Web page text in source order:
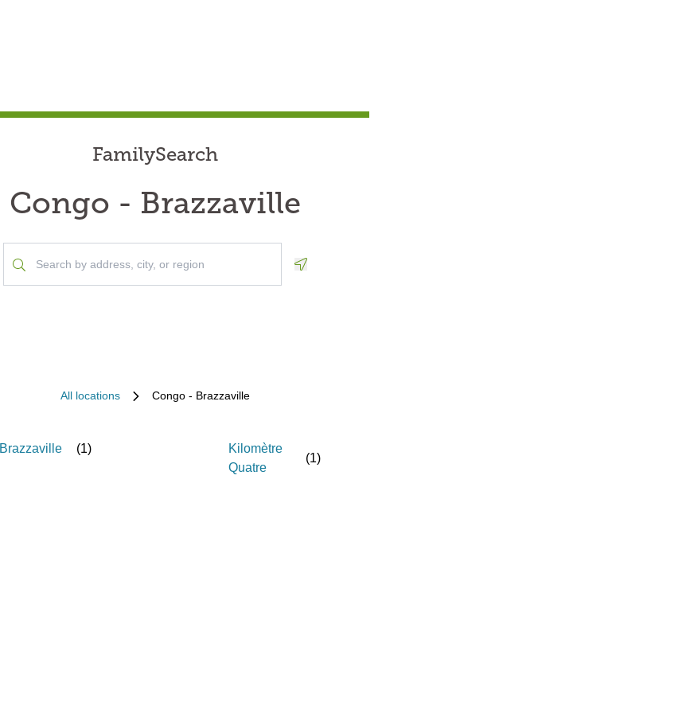
FamilySearch
Congo - Brazzaville
All locations Congo - Brazzaville
Brazzaville (1)
Kilomètre
Quatre
(1)